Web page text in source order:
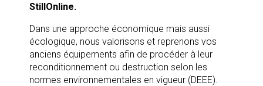
StillOnline.
Dans une approche économique mais aussi
écologique, nous valorisons et reprenons vos
anciens équipements afin de procéder à leur
reconditionnement ou destruction selon les
normes environnementales en vigueur (DEEE).